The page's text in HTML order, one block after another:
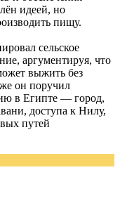
идеей, но
пищу.
сельское
аргументируя, что
выжить без
он поручил
в Египте — город,
доступа к Нилу,
путей